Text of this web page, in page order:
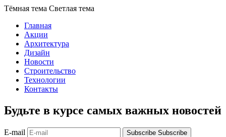
Тёмная тема Светлая тема
Главная
Акции
Архитектура
Дизайн
Новости
Строительство
Технологии
Контакты
Будьте в курсе самых важных новостей
E-mail Subscribe Subscribe